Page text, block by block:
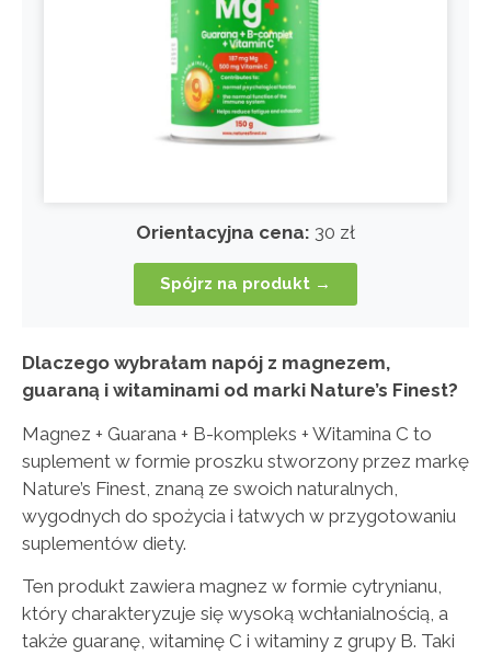
Orientacyjna cena: 30 zł
Spójrz na produkt →
Dlaczego wybrałam napój z magnezem,
guaraną i witaminami od marki Nature’s Finest?
Magnez + Guarana + B-kompleks + Witamina C to
suplement w formie proszku stworzony przez markę
Nature’s Finest, znaną ze swoich naturalnych,
wygodnych do spożycia i łatwych w przygotowaniu
suplementów diety.
Ten produkt zawiera magnez w formie cytrynianu,
który charakteryzuje się wysoką wchłanialnością, a
także guaranę, witaminę C i witaminy z grupy B. Taki